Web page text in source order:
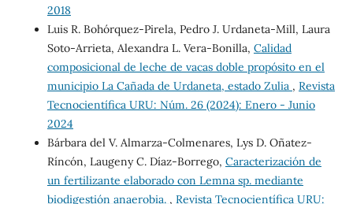
2018
Luis R. Bohórquez-Pirela, Pedro J. Urdaneta-Mill, Laura
Soto-Arrieta, Alexandra L. Vera-Bonilla, Calidad
composicional de leche de vacas doble propósito en el
municipio La Cañada de Urdaneta, estado Zulia , Revista
Tecnocientífica URU: Núm. 26 (2024): Enero - Junio
2024
Bárbara del V. Almarza-Colmenares, Lys D. Oñatez-
Ríncón, Laugeny C. Díaz-Borrego, Caracterización de
un fertilizante elaborado con Lemna sp. mediante
biodigestión anaerobia. , Revista Tecnocientífica URU: